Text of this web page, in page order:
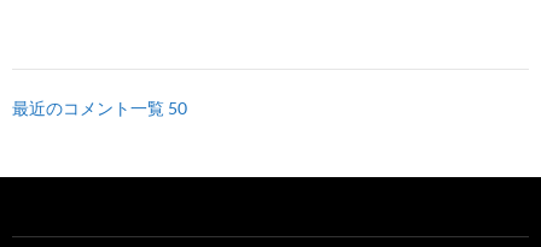
最近のコメント一覧 50